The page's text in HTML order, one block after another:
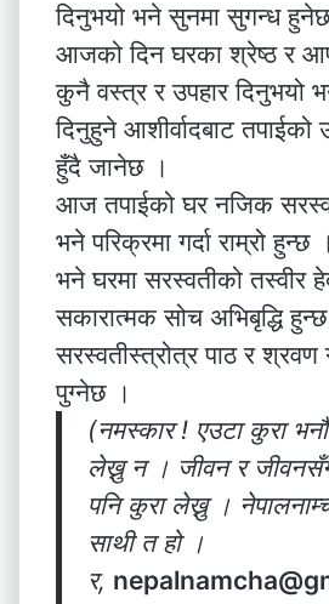
दिनुभयो भने सुनमा सुगन्ध
आजको दिन घरका श्रेष्ठ र
कुनै वस्त्र र उपहार दिनुभयो
दिनुहुने आशीर्वादबाट तपाईको
हुँदै जानेछ ।
आज तपाईको घर नजिक
भने परिक्रमा गर्दा राम्रो
भने घरमा सरस्वतीको तस्वीर
सकारात्मक सोच अभिबृद्धि
सरस्वतीस्त्रोत्र पाठ र श्रवण
पुग्नेछ ।
(नमस्कार ! एउटा कुरा
लेख्नु न । जीवन र
पनि कुरा लेख्नु ।
साथी त हो ।
र,